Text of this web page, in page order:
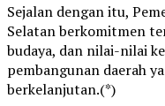
Sejalan dengan itu,
Selatan berkomitmen
budaya, dan nilai-nilai
pembangunan daerah
berkelanjutan.(*)